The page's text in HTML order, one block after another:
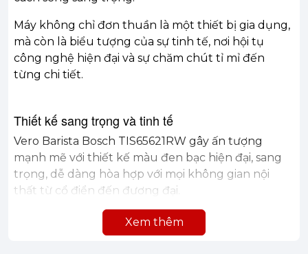
Máy không chỉ đơn thuần là một thiết bị gia dụng,
mà còn là biểu tượng của sự tinh tế, nơi hội tụ
công nghệ hiện đại và sự chăm chút tỉ mỉ đến
từng chi tiết.
Thiết kế sang trọng và tinh tế
Vero Barista Bosch TIS65621RW gây ấn tượng
mạnh mẽ với thiết kế màu đen bạc hiện đại, sang
trọng, dễ dàng hòa hợp với mọi không gian nội
thất từ cổ điển đến đương đại.
Điểm nổi bật nằm ở bảng điều khiển Easy Select
sắc nét và trực quan, giúp người dùng dễ dàng
Xem thêm